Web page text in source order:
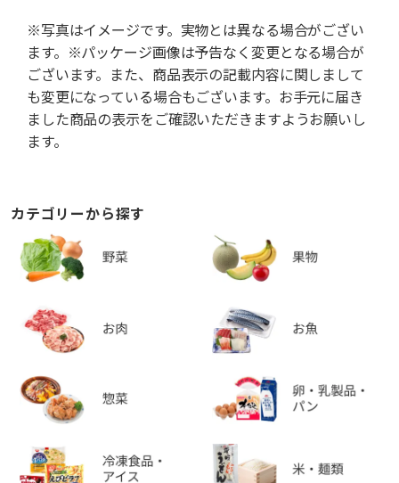
※写真はイメージです。実物とは異なる場合がござい
ます。※パッケージ画像は予告なく変更となる場合が
ございます。また、商品表示の記載内容に関しまして
も変更になっている場合もございます。お手元に届き
ました商品の表示をご確認いただきますようお願いし
ます。
カテゴリーから探す